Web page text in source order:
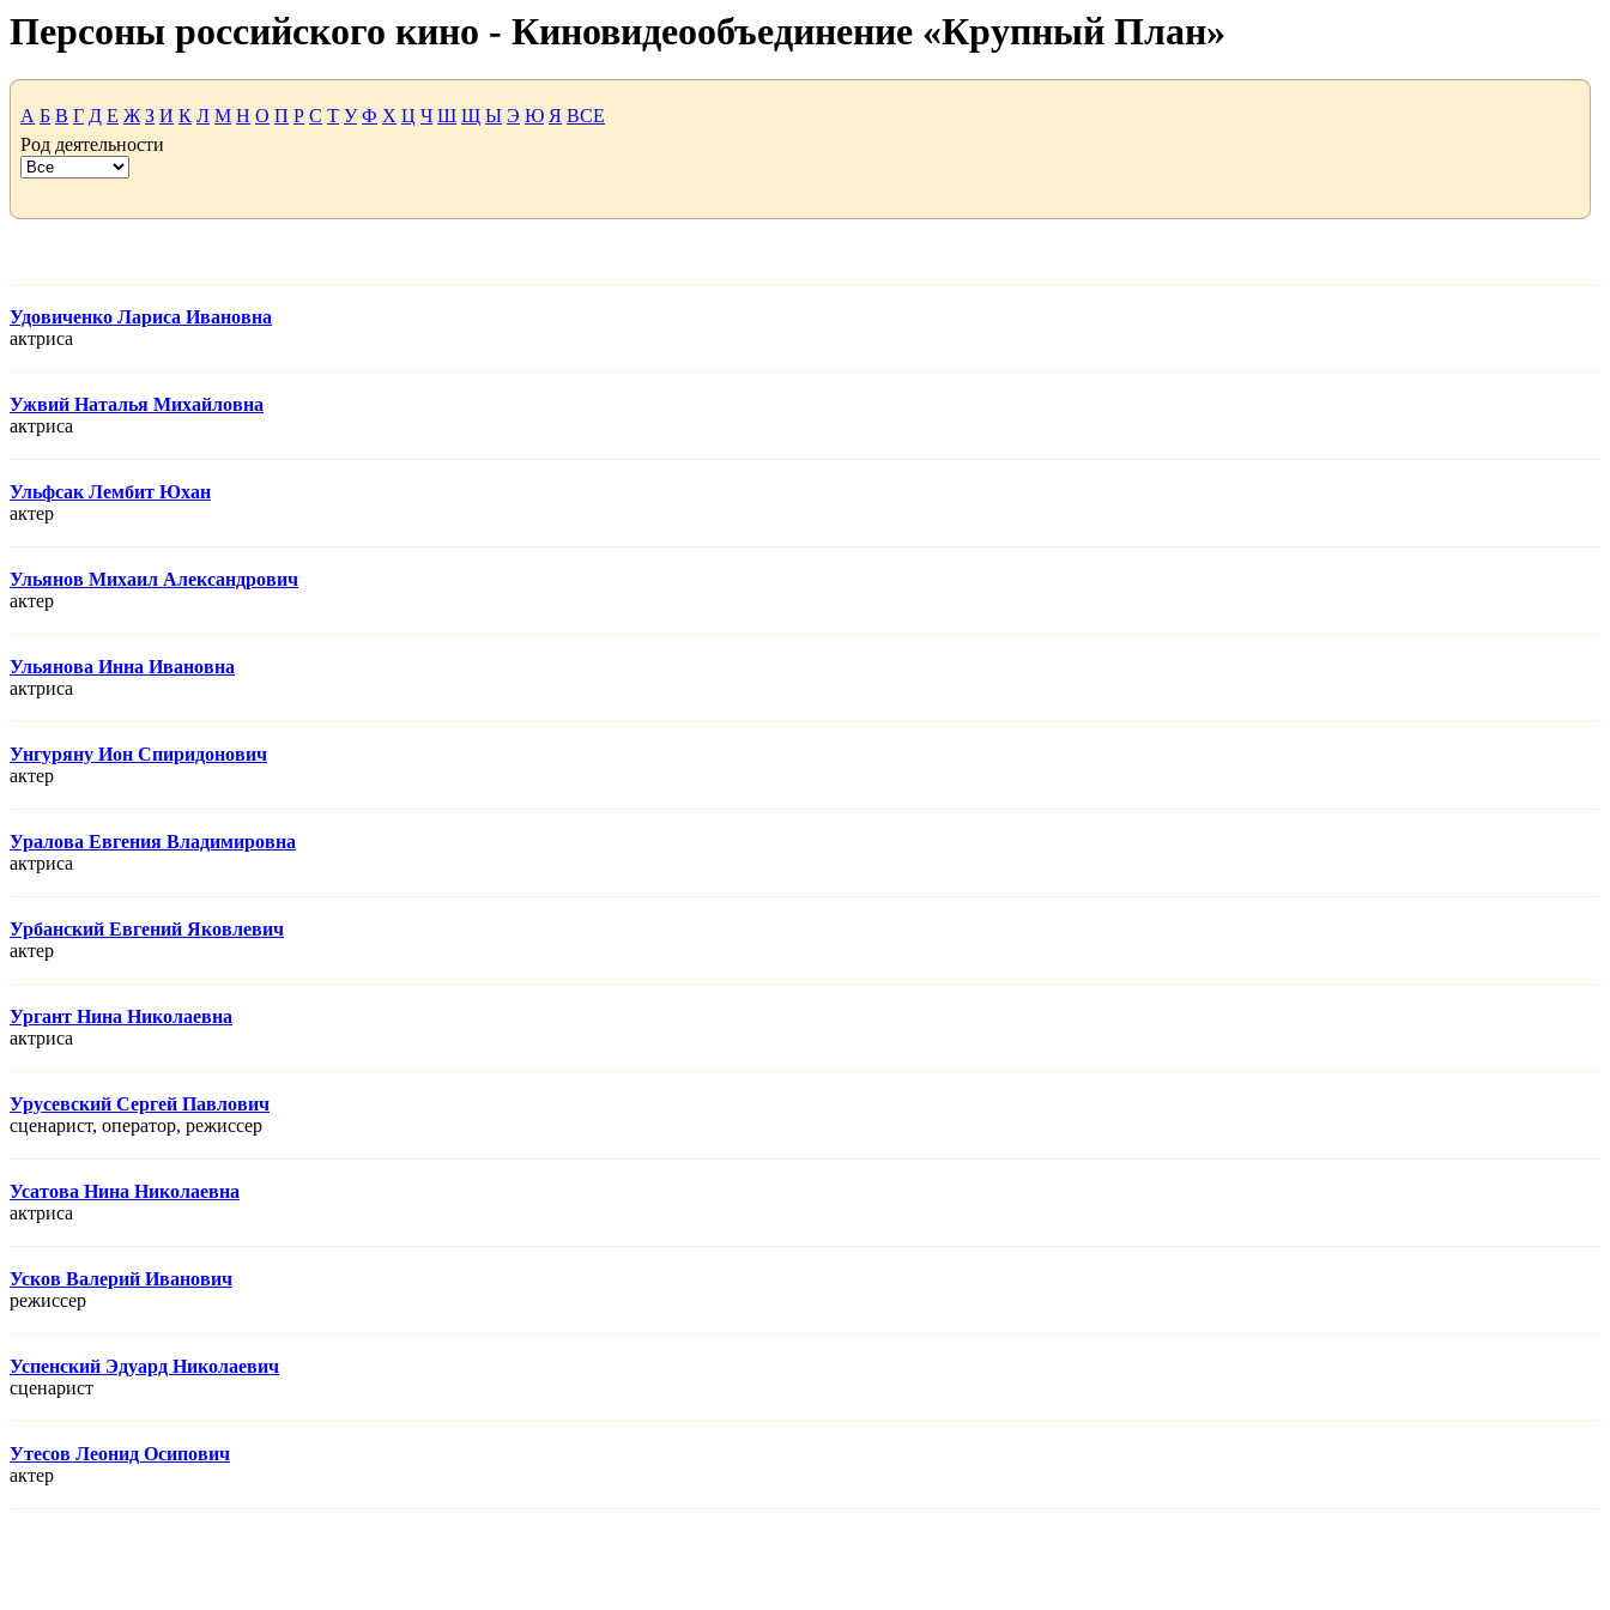
Персоны российского кино - Киновидеообъединение «Крупный План»
А Б В Г Д Е Ж З И К Л М Н О П Р С Т У Ф Х Ц Ч Ш Щ Ы Э Ю Я ВСЕ
Род деятельности
Удовиченко Лариса Ивановна
актриса
Ужвий Наталья Михайловна
актриса
Ульфсак Лембит Юхан
актер
Ульянов Михаил Александрович
актер
Ульянова Инна Ивановна
актриса
Унгуряну Ион Спиридонович
актер
Уралова Евгения Владимировна
актриса
Урбанский Евгений Яковлевич
актер
Ургант Нина Николаевна
актриса
Урусевский Сергей Павлович
сценарист, оператор, режисcер
Усатова Нина Николаевна
актриса
Усков Валерий Иванович
режисcер
Успенский Эдуард Николаевич
сценарист
Утесов Леонид Осипович
актер